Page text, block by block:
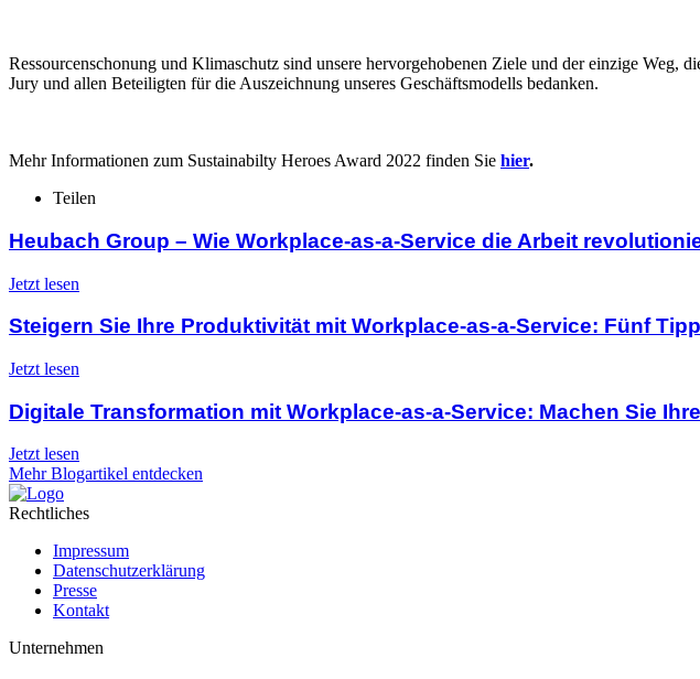
Ressourcenschonung und Klimaschutz sind unsere hervorgehobenen Ziele und der einzige
Jury und allen Beteiligten für die Auszeichnung unseres Geschäftsmodells bedanken.
Mehr Informationen zum Sustainabilty Heroes Award 2022 finden Sie hier.
Teilen
Heubach Group – Wie Workplace-as-a-Service die Arbeit
Jetzt lesen
Steigern Sie Ihre Produktivität mit Workplace-as-a-Service: Fünf
Jetzt lesen
Digitale Transformation mit Workplace-as-a-Service: Machen Sie
Jetzt lesen
Mehr Blogartikel entdecken
Rechtliches
Impressum
Datenschutzerklärung
Presse
Kontakt
Unternehmen